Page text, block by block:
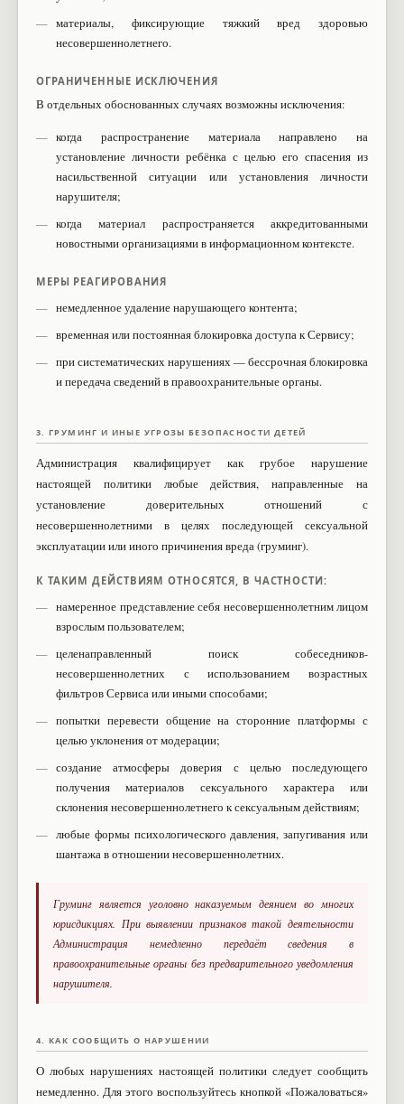
материалы, фиксирующие тяжкий вред здоровью
несовершеннолетнего.
ОГРАНИЧЕННЫЕ ИСКЛЮЧЕНИЯ
В отдельных обоснованных случаях возможны исключения:
когда распространение материала направлено на
установление личности ребёнка с целью его спасения из
насильственной ситуации или установления личности
нарушителя;
когда материал распространяется аккредитованными
новостными организациями в информационном контексте.
МЕРЫ РЕАГИРОВАНИЯ
немедленное удаление нарушающего контента;
временная или постоянная блокировка доступа к Сервису;
при систематических нарушениях — бессрочная блокировка
и передача сведений в правоохранительные органы.
3. ГРУМИНГ И ИНЫЕ УГРОЗЫ БЕЗОПАСНОСТИ ДЕТЕЙ
Администрация квалифицирует как грубое нарушение
настоящей политики любые действия, направленные на
установление доверительных отношений с
несовершеннолетними в целях последующей сексуальной
эксплуатации или иного причинения вреда (груминг).
К ТАКИМ ДЕЙСТВИЯМ ОТНОСЯТСЯ, В ЧАСТНОСТИ:
намеренное представление себя несовершеннолетним лицом
взрослым пользователем;
целенаправленный поиск собеседников-
несовершеннолетних с использованием возрастных
фильтров Сервиса или иными способами;
попытки перевести общение на сторонние платформы с
целью уклонения от модерации;
создание атмосферы доверия с целью последующего
получения материалов сексуального характера или
склонения несовершеннолетнего к сексуальным действиям;
любые формы психологического давления, запугивания или
шантажа в отношении несовершеннолетних.
Груминг является уголовно наказуемым деянием во многих
юрисдикциях. При выявлении признаков такой деятельности
Администрация немедленно передаёт сведения в
правоохранительные органы без предварительного уведомления
нарушителя.
4. КАК СООБЩИТЬ О НАРУШЕНИИ
О любых нарушениях настоящей политики следует сообщить
немедленно. Для этого воспользуйтесь кнопкой «Пожаловаться»